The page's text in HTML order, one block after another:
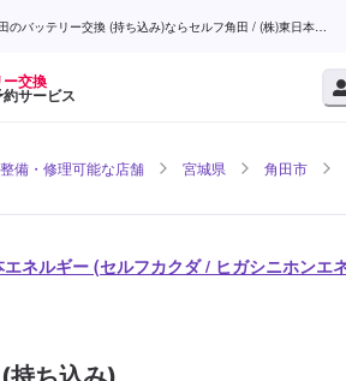
のバッテリー交換 (持ち込み)ならセルフ角田 / (株)東日本エ
交換
サービス
備・修理可能な店舗 宮城県 角田市
ネルギー (セルフカクダ / ヒガシニホンエ